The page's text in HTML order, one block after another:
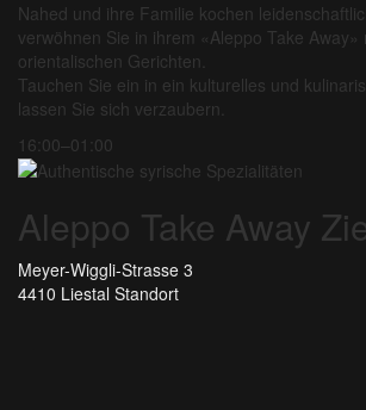
Nahed und ihre Familie kochen
verwöhnen Sie in ihrem «Aleppo Take Away»
orientalischen Gerichten.
Tauchen Sie ein in ein kulturelles und
lassen Sie sich verzaubern.
16:00–01:00
Aleppo Take Away
Meyer-Wiggli-Strasse 3
4410 Liestal Standort